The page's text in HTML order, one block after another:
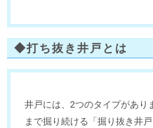
◆打ち抜き井戸とは
井戸には、2つのタイプがあり
まで掘り続ける「掘り抜き井